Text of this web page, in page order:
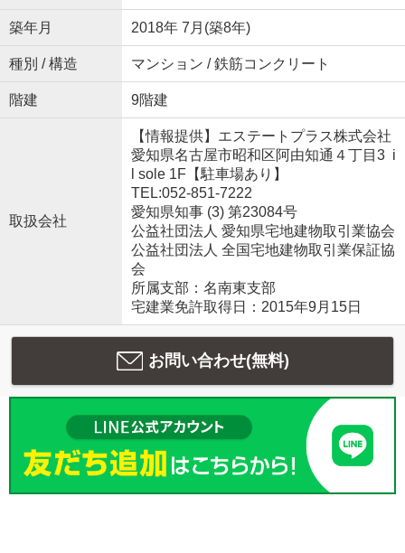
築年月 2018年 7月(築8年)
種別 / 構造 マンション / 鉄筋コンクリート
階建 9階建
取扱会社
【情報提供】エステートプラス株式会社
愛知県名古屋市昭和区阿由知通４丁目3 i
l sole 1F【駐車場あり】
TEL:052-851-7222
愛知県知事 (3) 第23084号
公益社団法人 愛知県宅地建物取引業協会
公益社団法人 全国宅地建物取引業保証協
会
所属支部：名南東支部
宅建業免許取得日：2015年9月15日
お問い合わせ(無料)